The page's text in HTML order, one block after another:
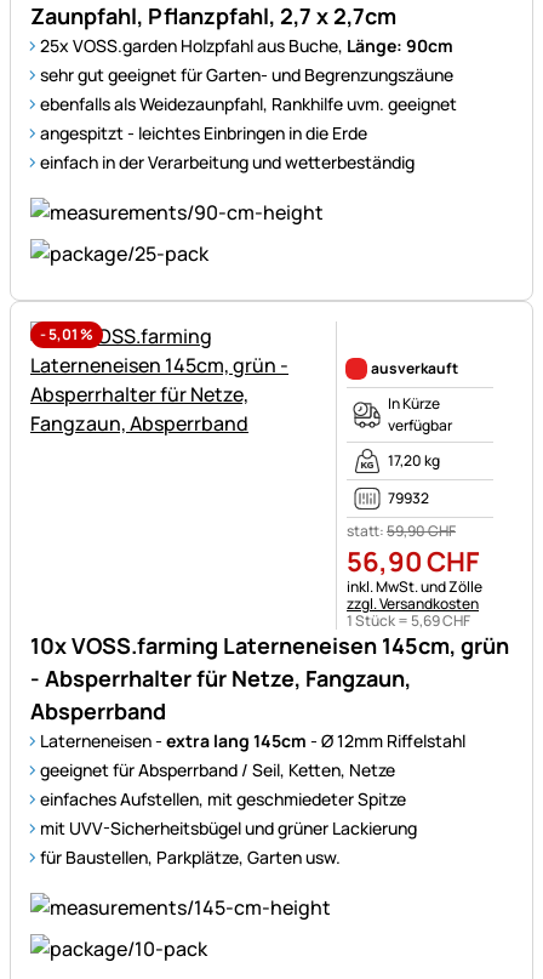
Zaunpfahl, Pflanzpfahl, 2,7 x 2,7cm
25x VOSS.garden Holzpfahl aus Buche, Länge: 90cm
sehr gut geeignet für Garten- und Begrenzungszäune
ebenfalls als Weidezaunpfahl, Rankhilfe uvm. geeignet
angespitzt - leichtes Einbringen in die Erde
einfach in der Verarbeitung und wetterbeständig
-5,01%
10x VOSS.farming Laterneneisen 145cm, grün
- Absperrhalter für Netze, Fangzaun,
Absperrband
Laterneneisen - extra lang 145cm - Ø 12mm Riffelstahl
geeignet für Absperrband / Seil, Ketten, Netze
einfaches Aufstellen, mit geschmiedeter Spitze
mit UVV-Sicherheitsbügel und grüner Lackierung
für Baustellen, Parkplätze, Garten usw.
ausverkauft
In Kürze
verfügbar
17,20 kg
79932
statt:59,90CHF
56,90CHF
Steuerhinweis:
inkl. MwSt. und Zölle
zzgl. Versandkosten
1 Stück = 5,69CHF